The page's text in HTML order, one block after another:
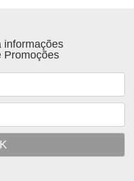
informações
Promoções